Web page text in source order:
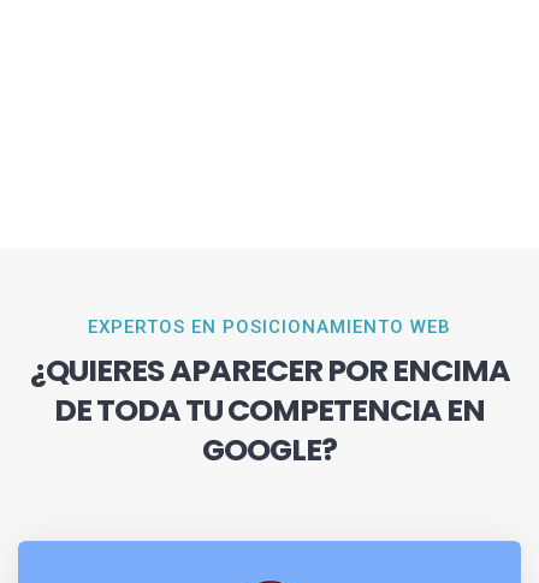
EXPERTOS EN POSICIONAMIENTO WEB
¿QUIERES APARECER POR ENCIMA
DE TODA TU COMPETENCIA EN
GOOGLE?